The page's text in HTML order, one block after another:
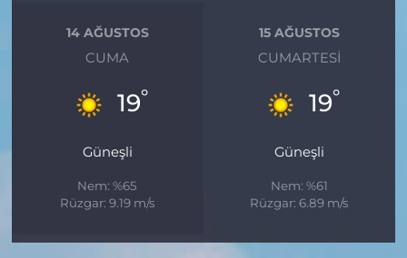
14 AĞUSTOS
CUMA
19°
Güneşli
Nem: %65
Rüzgar: 9.19 m/s
15 AĞUSTOS
CUMARTESI
19°
Güneşli
Nem: %61
Rüzgar: 6.89 m/s